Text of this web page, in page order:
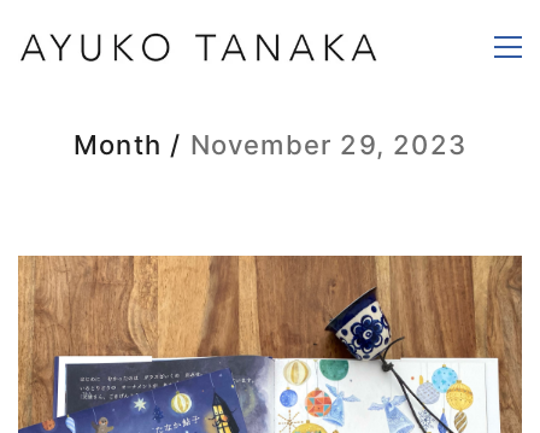
Month / November 29, 2023